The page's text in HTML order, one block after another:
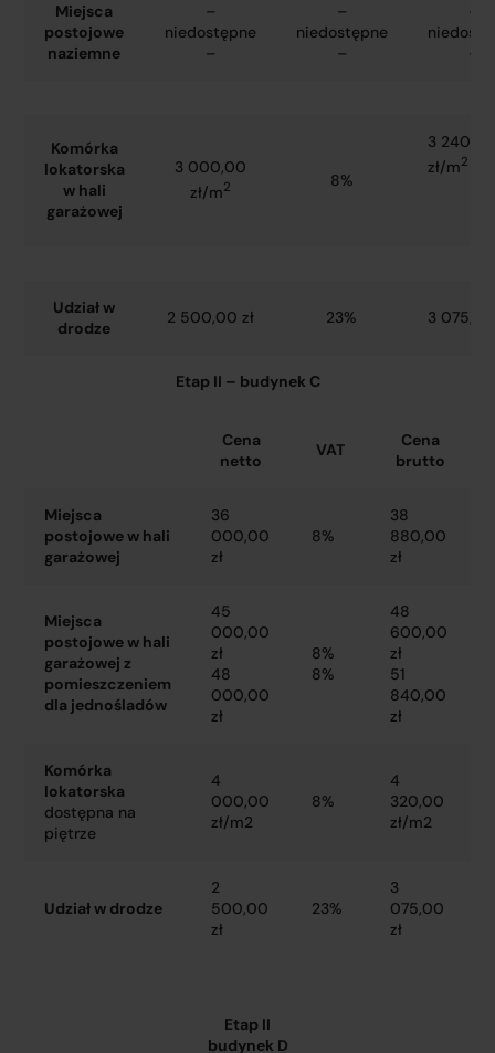
Miejsca
postojowe
naziemne
–
niedostępne
–
–
niedostępne
–
–
–
Komórka
lokatorska
w hali
garażowej
3 000,00
zł/m2 8%
3 240,00
zł/m2
Udział w
drodze
2 500,00 zł 23% 3 075,00
Etap II – budynek C
Cena
netto
VAT
Cena
brutto
Miejsca
postojowe w hali
garażowej
36
000,00
zł
8%
38
880,00
zł
Miejsca
postojowe w hali
garażowej z
pomieszczeniem
dla jednośladów
45
000,00
zł
48
000,00
zł
8%
8%
48
600,00
zł
51
840,00
zł
Komórka
lokatorska
dostępna na
piętrze
4
000,00
zł/m2
8%
4
320,00
zł/m2
Udział w drodze
2
500,00
zł
23%
3
075,00
zł
Etap II
budynek D